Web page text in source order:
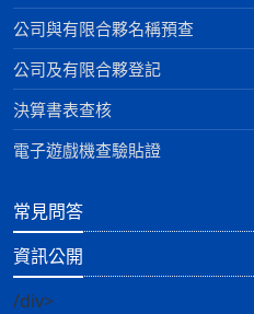
公司與有限合夥名稱預查
公司及有限合夥登記
決算書表查核
電子遊戲機查驗貼證
常見問答
資訊公開
/div>